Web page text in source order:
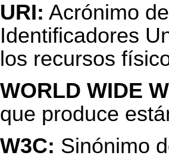
URI: Acrónimo
Identificadores
los recursos
WORLD WIDE
que produce
W3C: Sinónimo